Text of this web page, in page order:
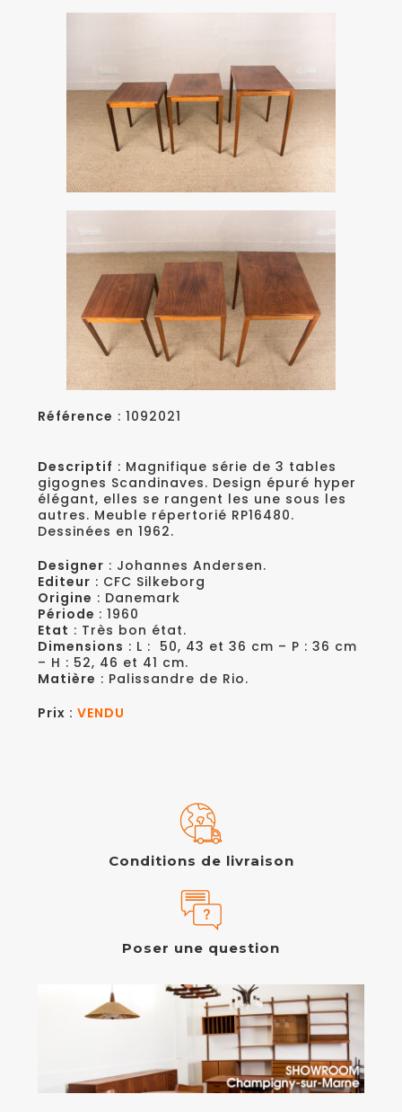
Référence : 1092021
Descriptif : Magnifique série de 3 tables
gigognes Scandinaves. Design épuré hyper
élégant, elles se rangent les une sous les
autres. Meuble répertorié RP16480.
Dessinées en 1962.
Designer : Johannes Andersen.
Editeur : CFC Silkeborg
Origine : Danemark
Période : 1960
Etat : Très bon état.
Dimensions : L : 50, 43 et 36 cm – P : 36 cm
– H : 52, 46 et 41 cm.
Matière : Palissandre de Rio.
Prix :VENDU
Conditions de livraison
Poser une question